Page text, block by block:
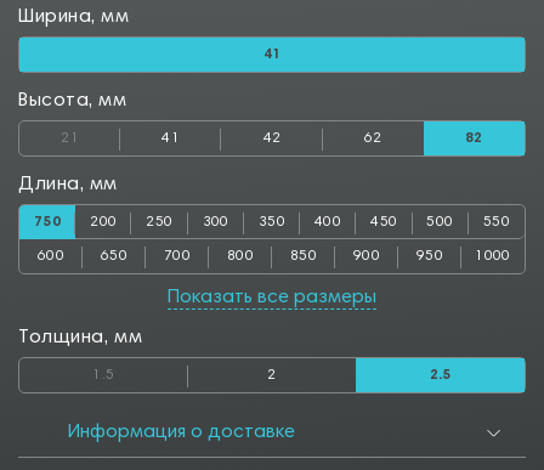
Ширина, мм
41
Высота, мм
21 41 42 62 82
Длина, мм
750 200 250 300 350 400 450 500 550
600 650 700 800 850 900 950 1000
Показать все размеры
Толщина, мм
1.5 2 2.5
Информация о доставке